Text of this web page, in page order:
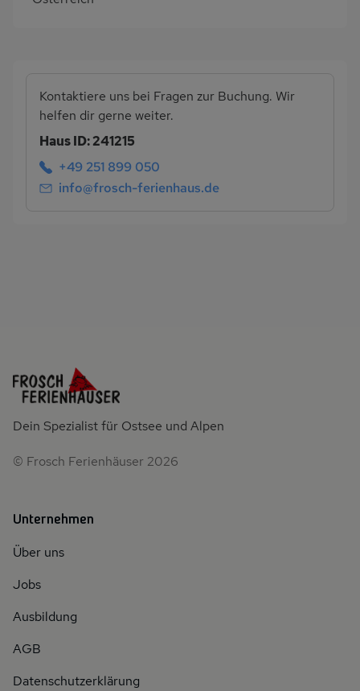
Kontaktiere uns bei Fragen zur Buchung. Wir
helfen dir gerne weiter.
Haus ID: 241215
+49 251 899 050
info@frosch-ferienhaus.de
Dein Spezialist für Ostsee und Alpen
© Frosch Ferienhäuser 2026
Unternehmen
Über uns
Jobs
Ausbildung
AGB
Datenschutzerklärung